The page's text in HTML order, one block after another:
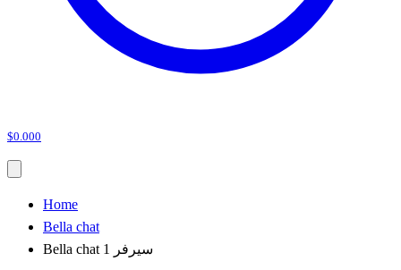
$0.000
Home
Bella chat
Bella chat سيرفر 1